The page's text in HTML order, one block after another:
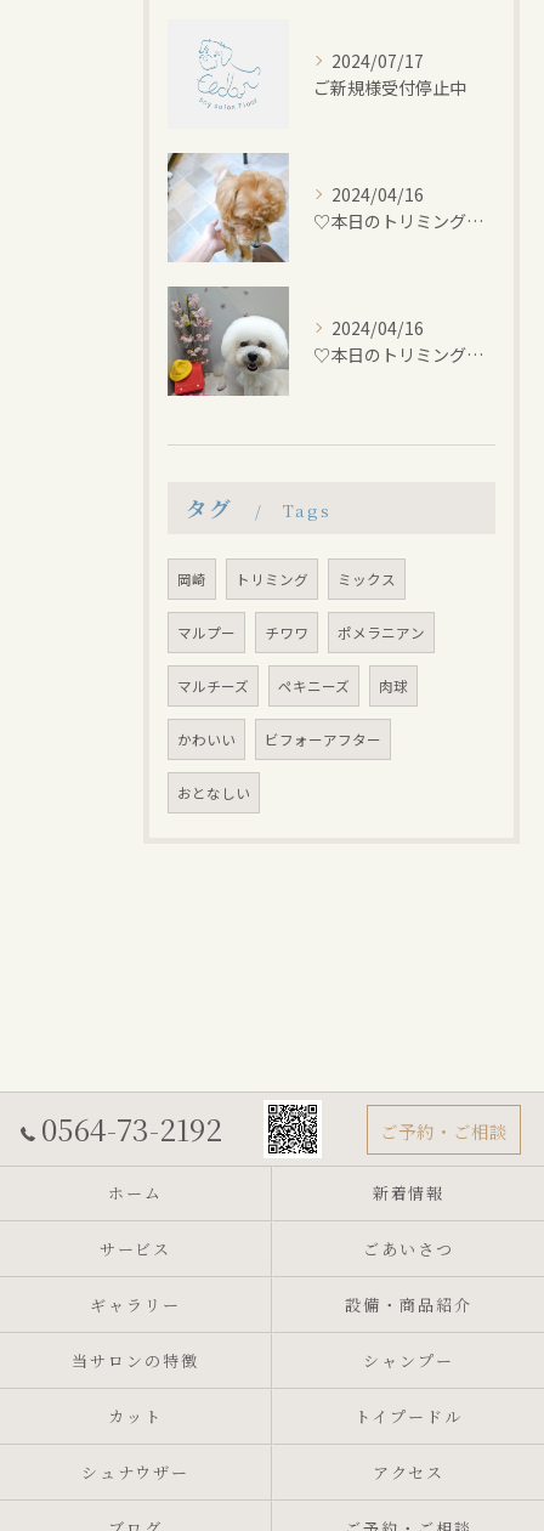
2024/07/17
ご新規様受付停止中
2024/04/16
♡本日のトリミング♡⁠~岡崎トリミングサロン~
2024/04/16
♡本日のトリミング♡⁠~岡崎トリミングサロン~
タグ Tags
岡崎 トリミング ミックス
マルプー チワワ ポメラニアン
マルチーズ ペキニーズ 肉球
かわいい ビフォーアフター
おとなしい
0564-73-2192 ご予約・ご相談
ホーム 新着情報
サービス ごあいさつ
ギャラリー 設備・商品紹介
当サロンの特徴 シャンプー
カット トイプードル
シュナウザー アクセス